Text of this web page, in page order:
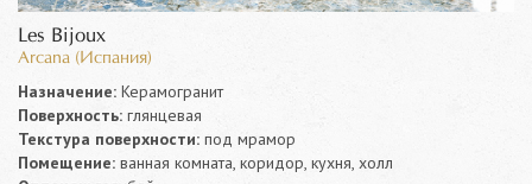
Les Bijoux
Arcana (Испания)
Назначение: Керамогранит
Поверхность: глянцевая
Текстура поверхности: под мрамор
Помещение: ванная комната, коридор, кухня, холл